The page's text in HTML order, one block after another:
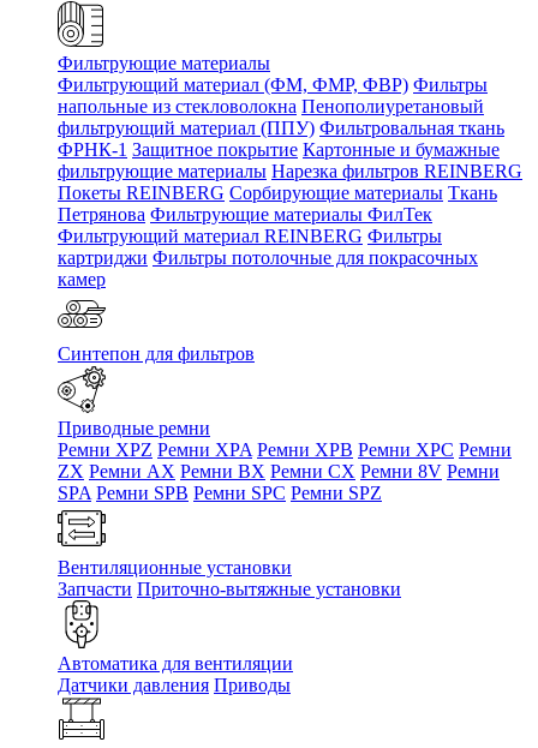
Фильтрующие материалы
Фильтрующий материал (ФМ, ФМР, ФВР) Фильтры
напольные из стекловолокна Пенополиуретановый
фильтрующий материал (ППУ) Фильтровальная ткань
ФРНК-1 Защитное покрытие Картонные и бумажные
фильтрующие материалы Нарезка фильтров REINBERG
Покеты REINBERG Сорбирующие материалы Ткань
Петрянова Фильтрующие материалы ФилТек
Фильтрующий материал REINBERG Фильтры
картриджи Фильтры потолочные для покрасочных
камер
Синтепон для фильтров
Приводные ремни
Ремни XPZ Ремни XPA Ремни XPB Ремни XPC Ремни
ZX Ремни AX Ремни BX Ремни CX Ремни 8V Ремни
SPA Ремни SPB Ремни SPC Ремни SPZ
Вентиляционные установки
Запчасти Приточно-вытяжные установки
Автоматика для вентиляции
Датчики давления Приводы